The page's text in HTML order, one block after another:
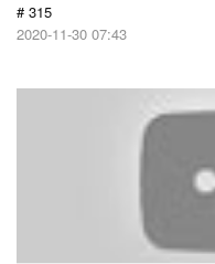
# 315
2020-11-30 07:43